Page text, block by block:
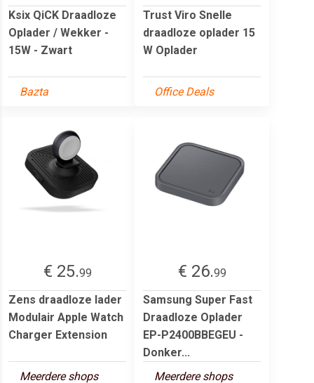
Ksix QiCK Draadloze
Oplader / Wekker -
15W - Zwart
Bazta
Trust Viro Snelle
draadloze oplader 15
W Oplader
Office Deals
€ 25.99
Zens draadloze lader
Modulair Apple Watch
Charger Extension
Meerdere shops
€ 26.99
Samsung Super Fast
Draadloze Oplader
EP-P2400BBEGEU -
Donker...
Meerdere shops